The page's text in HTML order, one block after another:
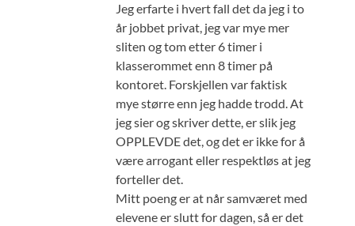
Jeg erfarte i hvert fall det da jeg i to
år jobbet privat, jeg var mye mer
sliten og tom etter 6 timer i
klasserommet enn 8 timer på
kontoret. Forskjellen var faktisk
mye større enn jeg hadde trodd. At
jeg sier og skriver dette, er slik jeg
OPPLEVDE det, og det er ikke for å
være arrogant eller respektløs at jeg
forteller det.
Mitt poeng er at når samværet med
elevene er slutt for dagen, så er det